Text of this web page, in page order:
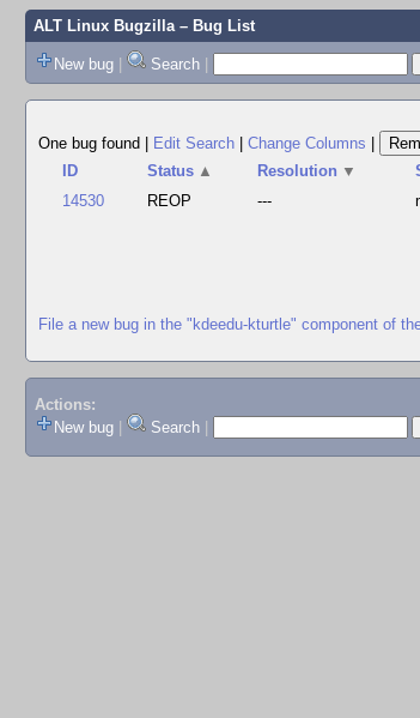
ALT Linux Bugzilla– Bug List
New bug | Search |
One bug found
Edit Search Change Columns
ID
Status ▲ Resolution ▼
14530
REOP ---
File a new bug in the "kdeedu-kturtle" component of
Actions:
New bug
Search